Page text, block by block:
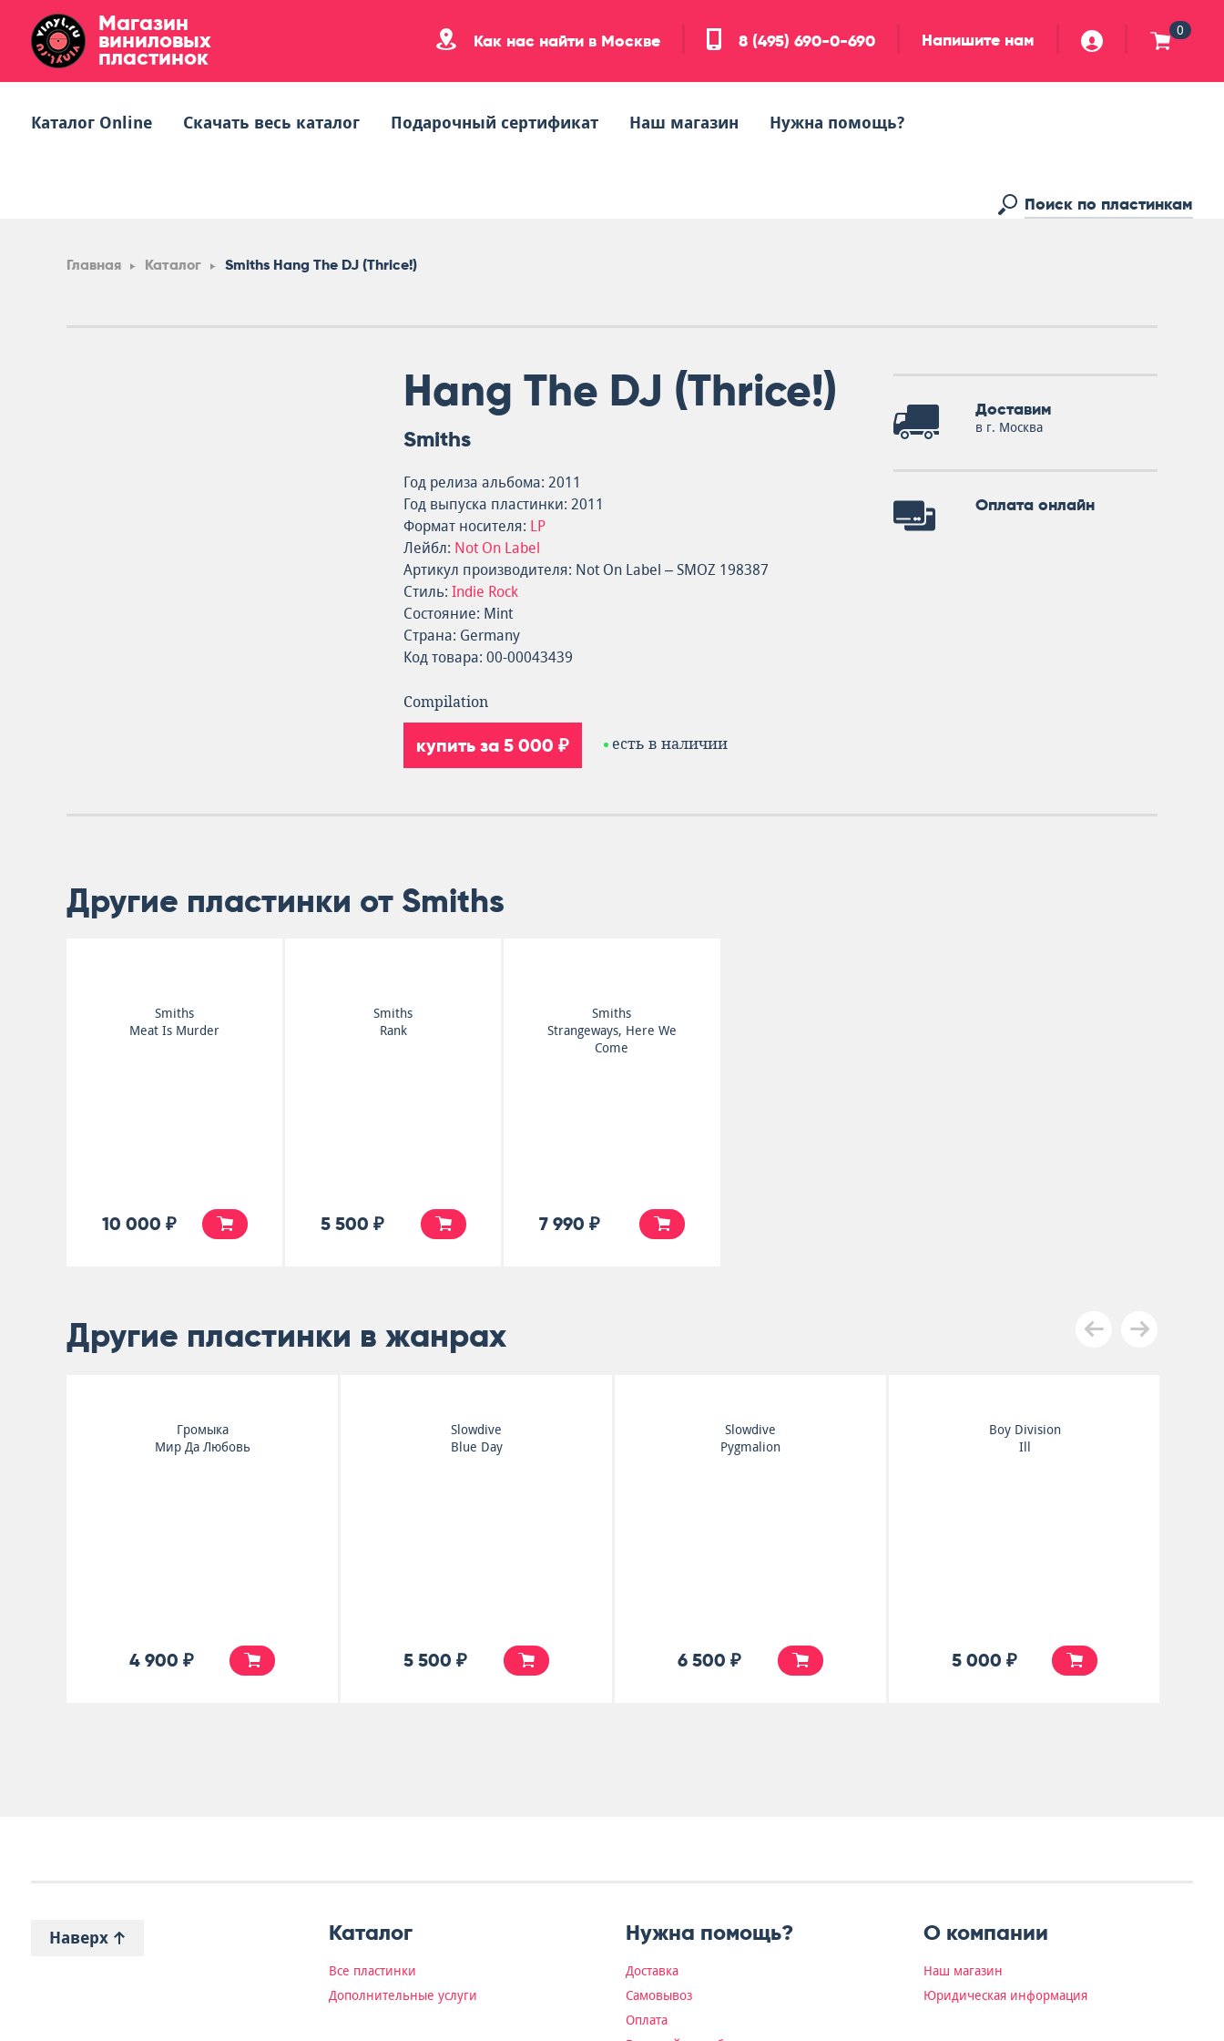
Магазин
виниловых
пластинок
Как нас найти в Москве 8 (495) 690-0-690 Напишите нам 0
Каталог Online Скачать весь каталог Подарочный сертификат Наш магазин Нужна помощь?
Главная Каталог Smiths Hang The DJ (Thrice!)
Hang The DJ (Thrice!)
Smiths
Год релиза альбома: 2011
Год выпуска пластинки: 2011
Формат носителя: LP
Лейбл: Not On Label
Артикул производителя: Not On Label – SMOZ 198387
Стиль: Indie Rock
Состояние: Mint
Страна: Germany
Код товара: 00-00043439
Compilation
купить за 5 000 ₽ есть в наличии
Доставим
в г. Москва
Оплата онлайн
Другие пластинки от Smiths
Smiths
Meat Is Murder
10 000 ₽
Smiths
Rank
5 500 ₽
Smiths
Strangeways, Here We
Come
7 990 ₽
Другие пластинки в жанрах
Slowdive
Pygmalion
6 500 ₽
Boy Division
Ill
5 000 ₽
Wolf Alice
The Clearing
5 500 ₽
Twenty One Pilots
Breach (на красном
5 990 ₽
Наверх Каталог
Все пластинки
Дополнительные услуги
Нужна помощь?
Доставка
Самовывоз
Оплата
О компании
Наш магазин
Юридическая информация